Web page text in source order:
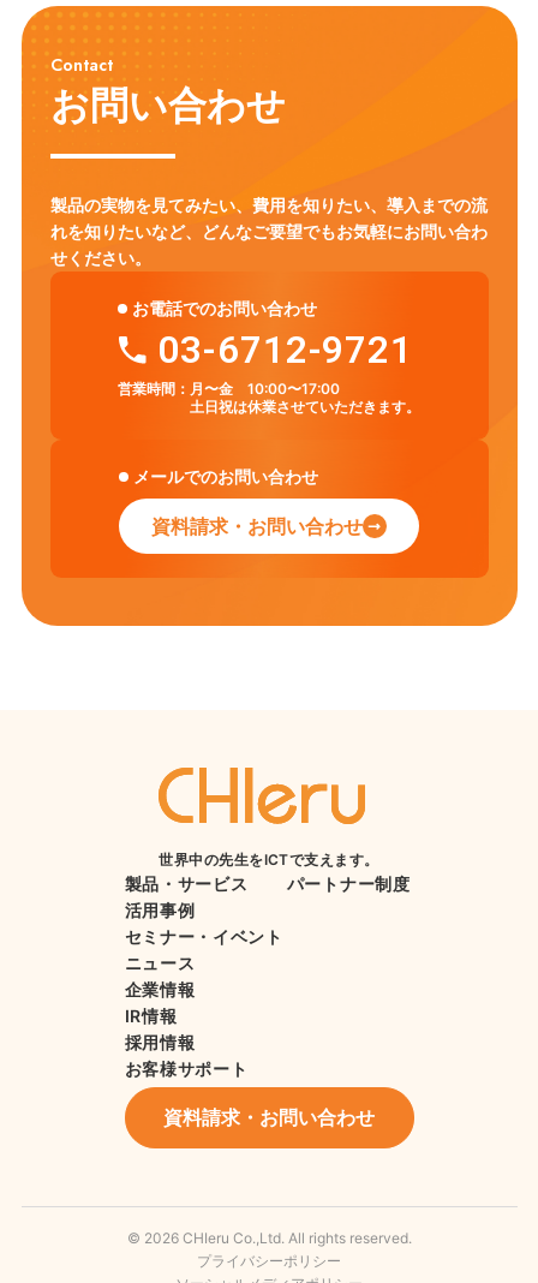
Contact
お問い合わせ
製品の実物を見てみたい、費用を知りたい、導入までの流
れを知りたいなど、
どんなご要望でもお気軽にお問い合わ
せください。
お電話でのお問い合わせ
03-6712-9721
営業時間： 月〜金 10:00〜17:00
土日祝は休業させていただきます。
メールでのお問い合わせ
資料請求・お問い合わせ
世界中の先生をICTで支えます。
製品・サービス
活用事例
セミナー・イベント
ニュース
企業情報
IR情報
採用情報
お客様サポート
パートナー制度
資料請求・お問い合わせ
© 2026 CHIeru Co.,Ltd. All rights reserved.
プライバシーポリシー